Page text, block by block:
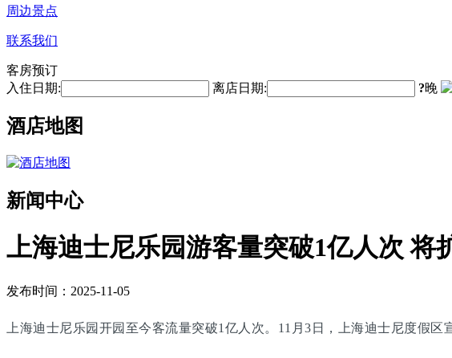
周边景点
联系我们
客房预订
入住日期:
离店日期: ?晚
酒店地图
新闻中心
上海迪士尼乐园游客量突破1亿人次 将
发布时间：2025-11-05
上海迪士尼乐园开园至今客流量突破1亿人次。11月3日，上海迪士尼度假